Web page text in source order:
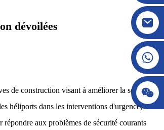
dévoilées
de construction visant à améliorer la sécurité
héliports dans les interventions d'urgence, le
aux problèmes de sécurité courants